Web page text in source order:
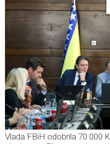
Vlada FBiH odobrila 70.000